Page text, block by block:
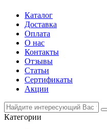
Каталог
Доставка
Оплата
О нас
Контакты
Отзывы
Статьи
Сертификаты
Акции
Категории